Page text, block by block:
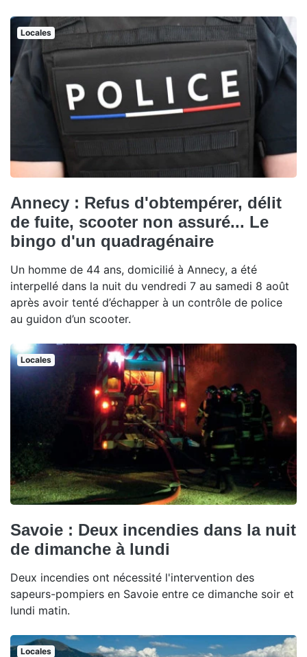
Locales
Annecy : Refus d'obtempérer, délit
de fuite, scooter non assuré... Le
bingo d'un quadragénaire
Un homme de 44 ans, domicilié à Annecy, a été
interpellé dans la nuit du vendredi 7 au samedi 8 août
après avoir tenté d’échapper à un contrôle de police
au guidon d’un scooter.
Locales
Savoie : Deux incendies dans la nuit
de dimanche à lundi
Deux incendies ont nécessité l'intervention des
sapeurs-pompiers en Savoie entre ce dimanche soir et
lundi matin.
Locales